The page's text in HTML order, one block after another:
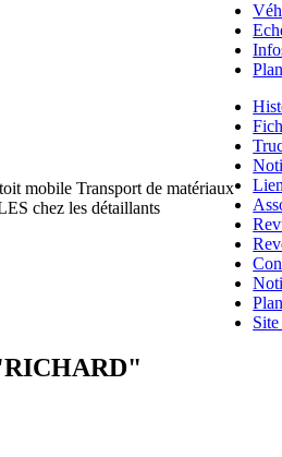
mobile Transport de matériaux
chez les détaillants